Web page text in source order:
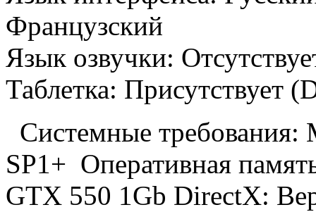
Французский
Язык озвучки:
Таблетка: Присутствует
Системные
SP1+ Оперативная
GTX 550 1Gb DirectX: